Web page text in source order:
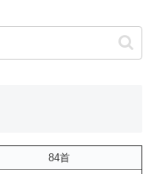
84首